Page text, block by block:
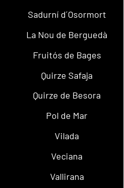
Sadurní d´Osormort
La Nou de Berguedà
Fruitós de Bages
Quirze Safaja
Quirze de Besora
Pol de Mar
Vilada
Veciana
Vallirana